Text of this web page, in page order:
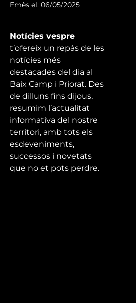
Emès el: 06/05/2025
Notícies vespre
t’ofereix un repàs de les
notícies més
destacades del dia al
Baix Camp i Priorat. Des
de dilluns fins dijous,
resumim l’actualitat
informativa del nostre
territori, amb tots els
esdeveniments,
successos i novetats
que no et pots perdre.